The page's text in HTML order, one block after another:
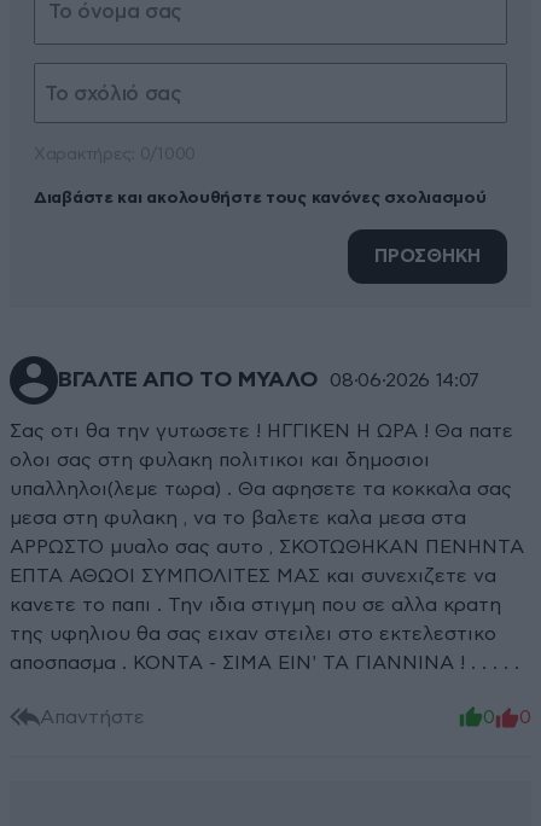
Διαβάστε και ακολουθήστε τους κανόνες σχολιασμού
ΠΡΟΣΘΗΚΗ
ΒΓΑΛΤΕ ΑΠΟ ΤΟ ΜΥΑΛΟ 08·06·2026 14:07
Σας οτι θα την γυτωσετε ! ΗΓΓΙΚΕΝ Η ΩΡΑ ! Θα πατε
ολοι σας στη φυλακη πολιτικοι και δημοσιοι
υπαλληλοι(λεμε τωρα) . Θα αφησετε τα κοκκαλα σας
μεσα στη φυλακη , να το βαλετε καλα μεσα στα
ΑΡΡΩΣΤΟ μυαλο σας αυτο , ΣΚΟΤΩΘΗΚΑΝ ΠΕΝΗΝΤΑ
ΕΠΤΑ ΑΘΩΟΙ ΣΥΜΠΟΛΙΤΕΣ ΜΑΣ και συνεχιζετε να
κανετε το παπι . Την ιδια στιγμη που σε αλλα κρατη
της υφηλιου θα σας ειχαν στειλει στο εκτελεστικο
αποσπασμα . ΚΟΝΤΑ - ΣΙΜΑ ΕΙΝ' ΤΑ ΓΙΑΝΝΙΝΑ ! . . . . .
Απαντήστε 0 0